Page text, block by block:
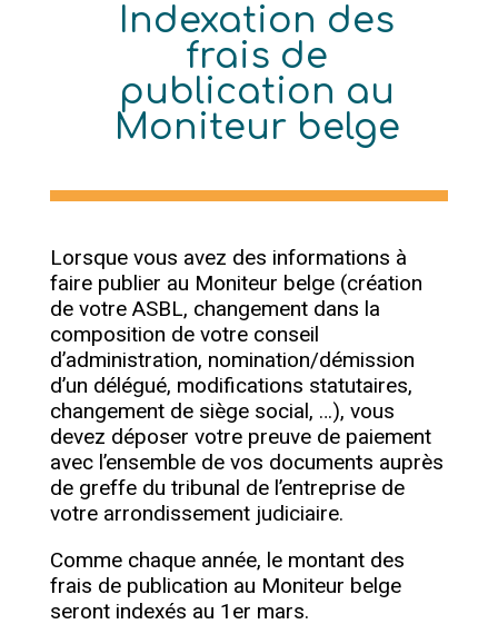
Indexation des
frais de
publication au
Moniteur belge
Lorsque vous avez des informations à
faire publier au Moniteur belge (création
de votre ASBL, changement dans la
composition de votre conseil
d’administration, nomination/démission
d’un délégué, modifications statutaires,
changement de siège social, …), vous
devez déposer votre preuve de paiement
avec l’ensemble de vos documents auprès
de greffe du tribunal de l’entreprise de
votre arrondissement judiciaire.
Comme chaque année, le montant des
frais de publication au Moniteur belge
seront indexés au 1er mars.